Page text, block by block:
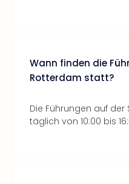
Wann finden die
Rotterdam statt?
Die Führungen auf
täglich von 10:00 bis